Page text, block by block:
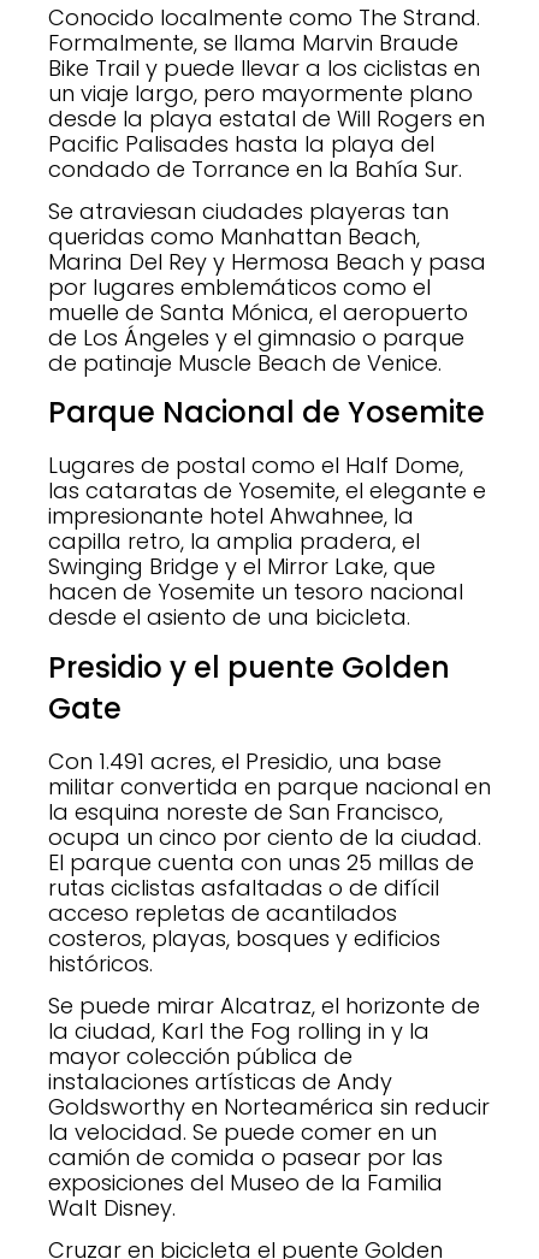
Conocido localmente como The Strand.
Formalmente, se llama Marvin Braude
Bike Trail y puede llevar a los ciclistas en
un viaje largo, pero mayormente plano
desde la playa estatal de Will Rogers en
Pacific Palisades hasta la playa del
condado de Torrance en la Bahía Sur.
Se atraviesan ciudades playeras tan
queridas como Manhattan Beach,
Marina Del Rey y Hermosa Beach y pasa
por lugares emblemáticos como el
muelle de Santa Mónica, el aeropuerto
de Los Ángeles y el gimnasio o parque
de patinaje Muscle Beach de Venice.
Parque Nacional de Yosemite
Lugares de postal como el Half Dome,
las cataratas de Yosemite, el elegante e
impresionante hotel Ahwahnee, la
capilla retro, la amplia pradera, el
Swinging Bridge y el Mirror Lake, que
hacen de Yosemite un tesoro nacional
desde el asiento de una bicicleta.
Presidio y el puente Golden
Gate
Con 1.491 acres, el Presidio, una base
militar convertida en parque nacional en
la esquina noreste de San Francisco,
ocupa un cinco por ciento de la ciudad.
El parque cuenta con unas 25 millas de
rutas ciclistas asfaltadas o de difícil
acceso repletas de acantilados
costeros, playas, bosques y edificios
históricos.
Se puede mirar Alcatraz, el horizonte de
la ciudad, Karl the Fog rolling in y la
mayor colección pública de
instalaciones artísticas de Andy
Goldsworthy en Norteamérica sin reducir
la velocidad. Se puede comer en un
camión de comida o pasear por las
exposiciones del Museo de la Familia
Walt Disney.
Cruzar en bicicleta el puente Golden